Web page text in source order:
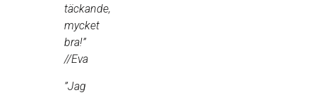
täckande,
mycket
bra!”
//Eva
”Jag